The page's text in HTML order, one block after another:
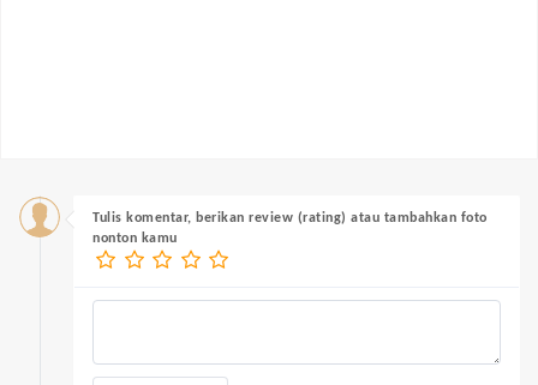
Tulis komentar, berikan review (rating) atau tambahkan foto
nonton kamu